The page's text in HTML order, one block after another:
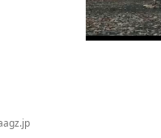
道志村トラベル・ファンチケット」
レジャー体験（アソビュー）ふ
ャー体験（アソビュー）ふるさ